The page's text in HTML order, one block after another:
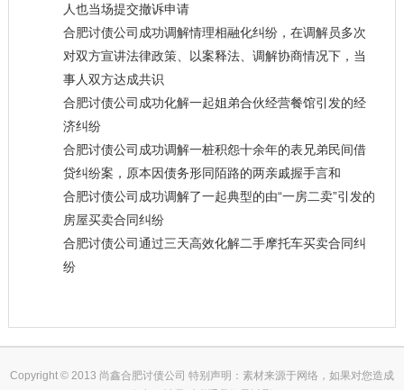
人也当场提交撤诉申请
合肥讨债公司成功调解情理相融化纠纷，在调解员多次
对双方宣讲法律政策、以案释法、调解协商情况下，当
事人双方达成共识
合肥讨债公司成功化解一起姐弟合伙经营餐馆引发的经
济纠纷
合肥讨债公司成功调解一桩积怨十余年的表兄弟民间借
贷纠纷案，原本因债务形同陌路的两亲戚握手言和
合肥讨债公司成功调解了一起典型的由“一房二卖”引发的
房屋买卖合同纠纷
合肥讨债公司通过三天高效化解二手摩托车买卖合同纠
纷
Copyright © 2013 尚鑫合肥讨债公司 特别声明：素材来源于网络，如果对您造成